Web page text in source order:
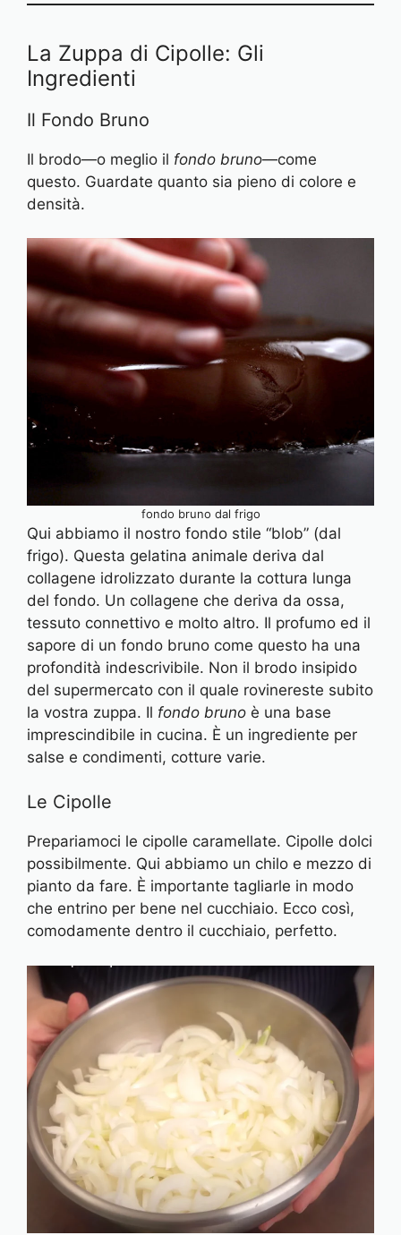
La Zuppa di Cipolle: Gli
Ingredienti
Il Fondo Bruno
Il brodo—o meglio il fondo bruno—come
questo. Guardate quanto sia pieno di colore e
densità.
fondo bruno dal frigo
Qui abbiamo il nostro fondo stile “blob” (dal
frigo). Questa gelatina animale deriva dal
collagene idrolizzato durante la cottura lunga
del fondo. Un collagene che deriva da ossa,
tessuto connettivo e molto altro. Il profumo ed il
sapore di un fondo bruno come questo ha una
profondità indescrivibile. Non il brodo insipido
del supermercato con il quale rovinereste subito
la vostra zuppa. Il fondo bruno è una base
imprescindibile in cucina. È un ingrediente per
salse e condimenti, cotture varie.
Le Cipolle
Prepariamoci le cipolle caramellate. Cipolle dolci
possibilmente. Qui abbiamo un chilo e mezzo di
pianto da fare. È importante tagliarle in modo
che entrino per bene nel cucchiaio. Ecco così,
comodamente dentro il cucchiaio, perfetto.